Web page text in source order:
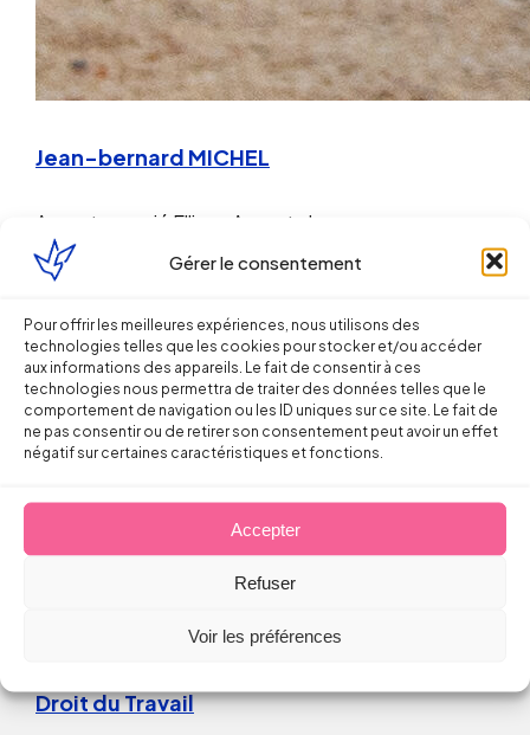
Gérer le consentement
Pour offrir les meilleures expériences, nous utilisons des
technologies telles que les cookies pour stocker et/ou accéder
aux informations des appareils. Le fait de consentir à ces
technologies nous permettra de traiter des données telles que le
comportement de navigation ou les ID uniques sur ce site. Le fait de
ne pas consentir ou de retirer son consentement peut avoir un effet
négatif sur certaines caractéristiques et fonctions.
Accepter
Refuser
Voir les préférences
Jean-bernard MICHEL
Avocat associé Ellipse Avocats Lyon
https://www.youtube.com/watch?
Partager sur
Continuer la lecture
Droit du Travail